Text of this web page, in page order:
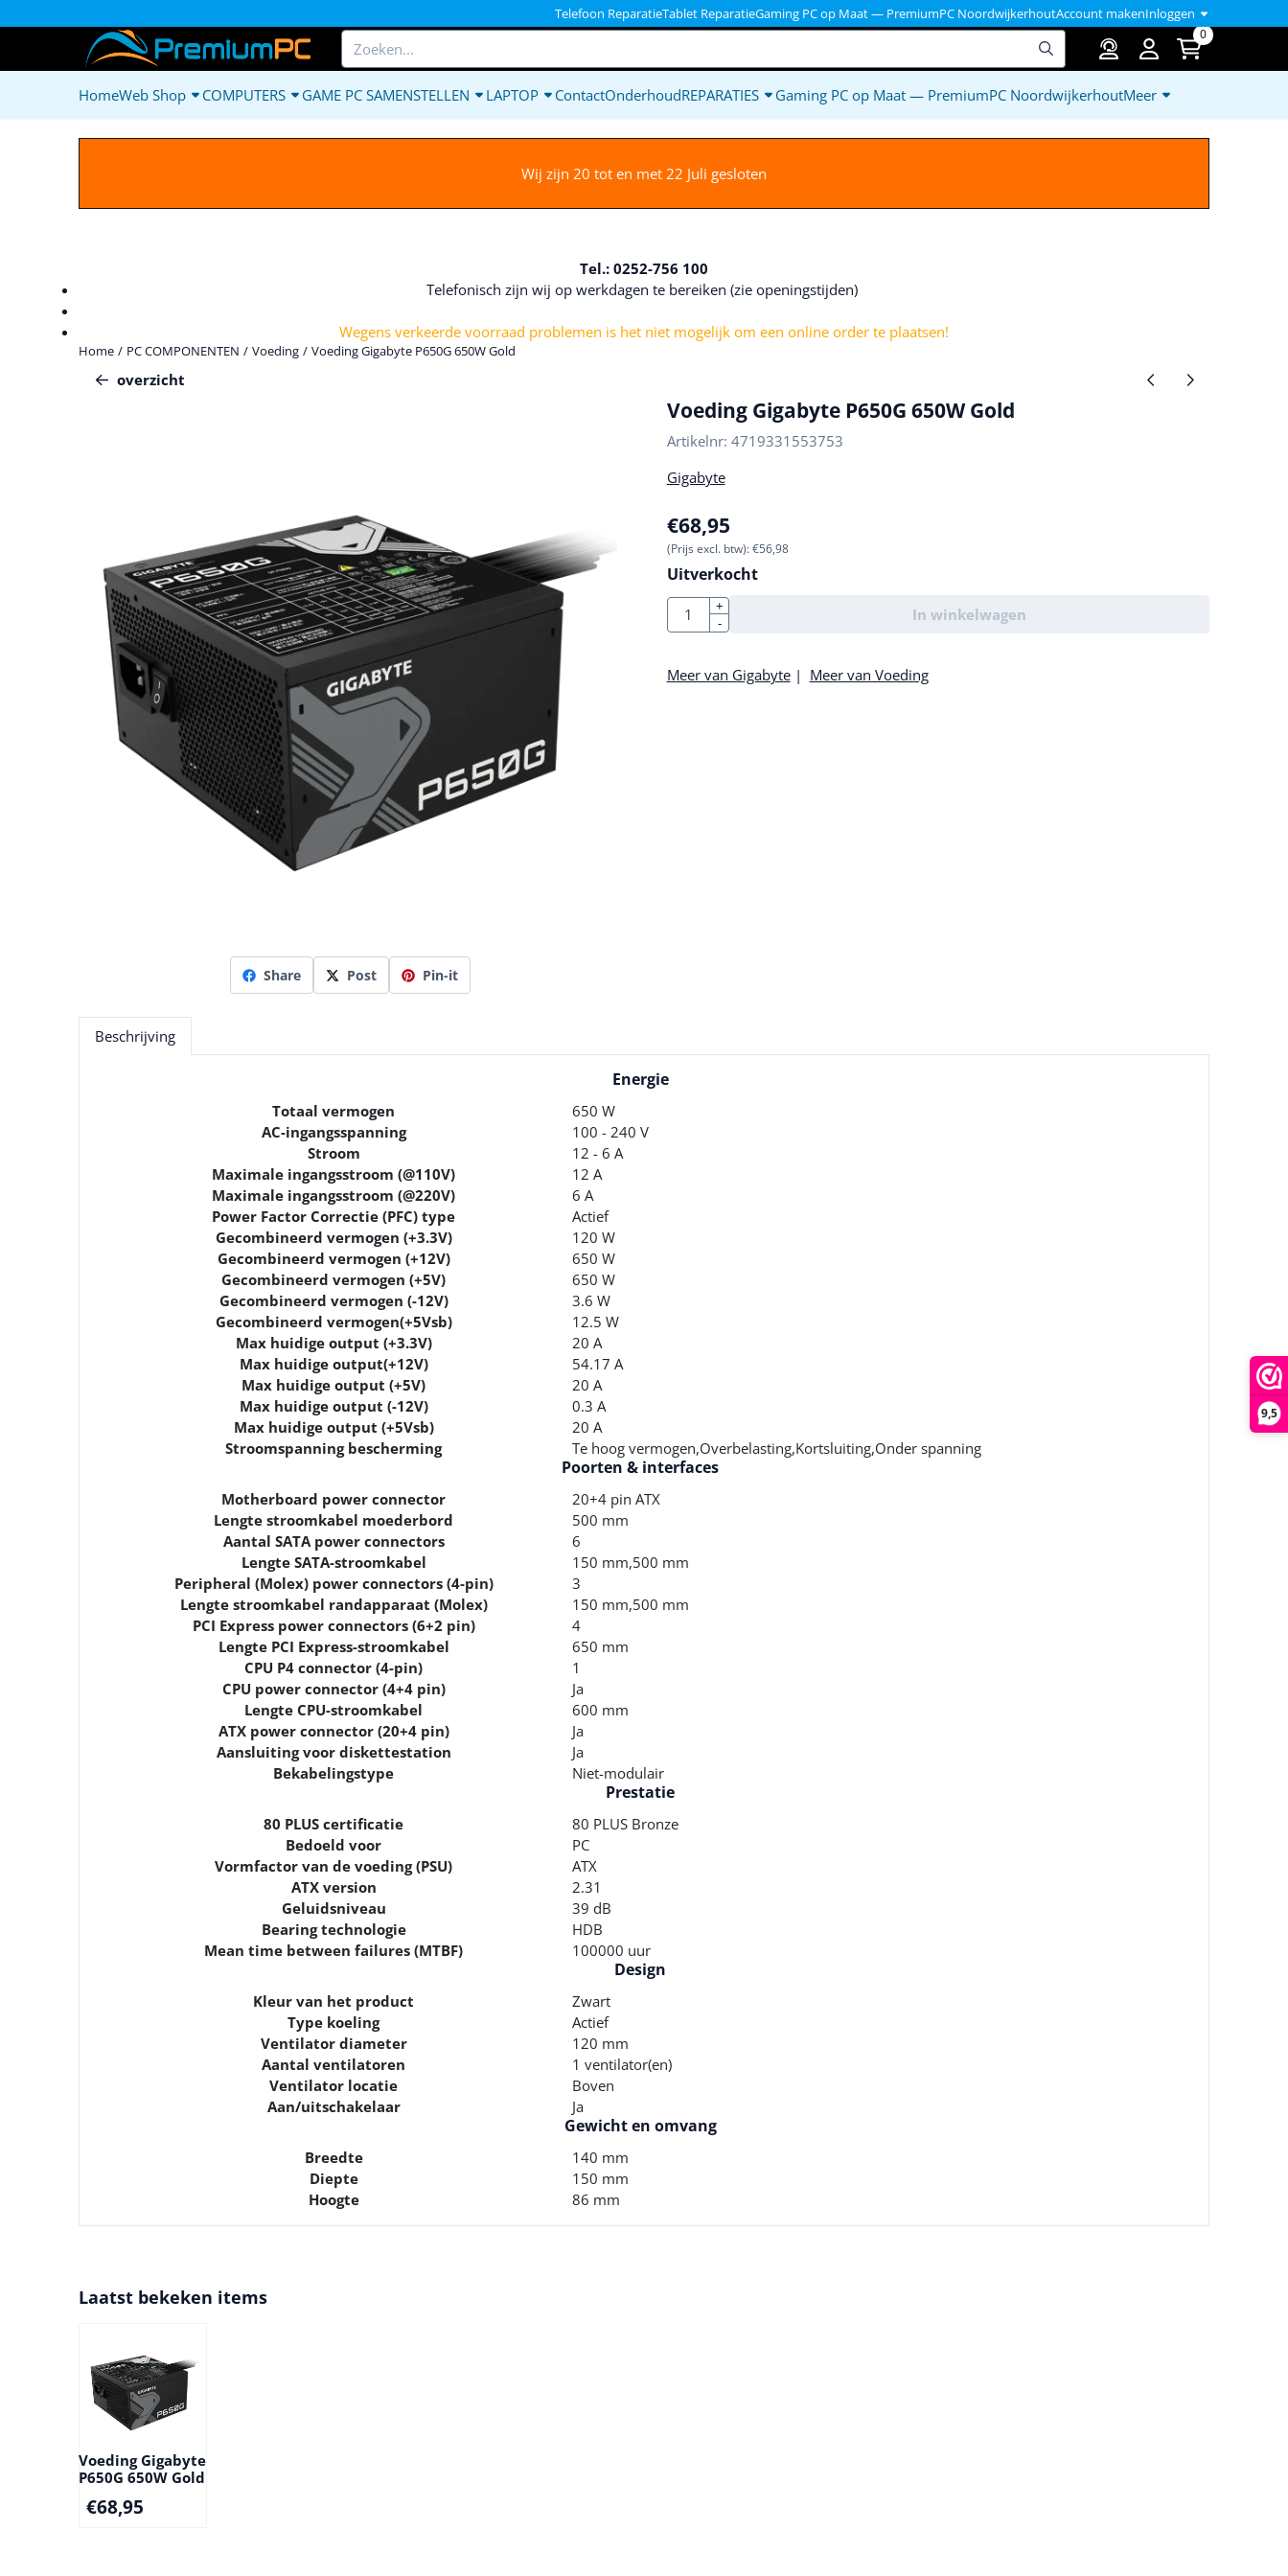
9,5
Telefoon ReparatieTablet ReparatieGaming PC op Maat — PremiumPC NoordwijkerhoutAccount makenInloggen
Zoeken 0
HomeWeb Shop COMPUTERS GAME PC SAMENSTELLEN LAPTOP ContactOnderhoudREPARATIES Gaming PC op Maat — PremiumPC NoordwijkerhoutMeer
Wij zijn 20 tot en met 22 Juli gesloten
Tel.: 0252-756 100
Telefonisch zijn wij op werkdagen te bereiken (zie openingstijden)
Wegens verkeerde voorraad problemen is het niet mogelijk om een online order te plaatsen!
Home / PC COMPONENTEN / Voeding / Voeding Gigabyte P650G 650W Gold
overzicht
Share Post Pin-it
Voeding Gigabyte P650G 650W Gold
Artikelnr: 4719331553753
Gigabyte
€68,95
(Prijs excl. btw): €56,98
Uitverkocht
Aantal
+
-
In winkelwagen
Meer van Gigabyte| Meer van Voeding
Beschrijving
Energie
Totaal vermogen
650 W
AC-ingangsspanning
100 - 240 V
Stroom
12 - 6 A
Maximale ingangsstroom (@110V)
12 A
Maximale ingangsstroom (@220V)
6 A
Power Factor Correctie (PFC) type
Actief
Gecombineerd vermogen (+3.3V)
120 W
Gecombineerd vermogen (+12V)
650 W
Gecombineerd vermogen (+5V)
650 W
Gecombineerd vermogen (-12V)
3.6 W
Gecombineerd vermogen(+5Vsb)
12.5 W
Max huidige output (+3.3V)
20 A
Max huidige output(+12V)
54.17 A
Max huidige output (+5V)
20 A
Max huidige output (-12V)
0.3 A
Max huidige output (+5Vsb)
20 A
Stroomspanning bescherming
Te hoog vermogen,Overbelasting,Kortsluiting,Onder spanning
Poorten & interfaces
Motherboard power connector
20+4 pin ATX
Lengte stroomkabel moederbord
500 mm
Aantal SATA power connectors
6
Lengte SATA-stroomkabel
150 mm,500 mm
Peripheral (Molex) power connectors (4-pin)
3
Lengte stroomkabel randapparaat (Molex)
150 mm,500 mm
PCI Express power connectors (6+2 pin)
4
Lengte PCI Express-stroomkabel
650 mm
CPU P4 connector (4-pin)
1
CPU power connector (4+4 pin)
Ja
Lengte CPU-stroomkabel
600 mm
ATX power connector (20+4 pin)
Ja
Aansluiting voor diskettestation
Ja
Bekabelingstype
Niet-modulair
Prestatie
80 PLUS certificatie
80 PLUS Bronze
Bedoeld voor
PC
Vormfactor van de voeding (PSU)
ATX
ATX version
2.31
Geluidsniveau
39 dB
Bearing technologie
HDB
Mean time between failures (MTBF)
100000 uur
Design
Kleur van het product
Zwart
Type koeling
Actief
Ventilator diameter
120 mm
Aantal ventilatoren
1 ventilator(en)
Ventilator locatie
Boven
Aan/uitschakelaar
Ja
Gewicht en omvang
Breedte
140 mm
Diepte
150 mm
Hoogte
86 mm
Laatst bekeken items
Voeding Gigabyte
P650G 650W Gold
€68,95